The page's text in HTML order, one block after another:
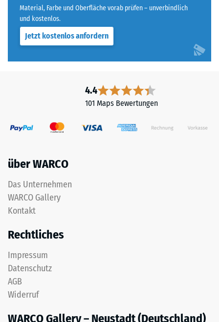
Material, Farbe und Oberfläche vorab prüfen – unverbindlich
und kostenlos.
Jetzt kostenlos anfordern
4.4
101 Maps Bewertungen
über WARCO
Das Unternehmen
WARCO Gallery
Kontakt
Rechtliches
Impressum
Datenschutz
AGB
Widerruf
WARCO Gallery – Neustadt (Deutschland)